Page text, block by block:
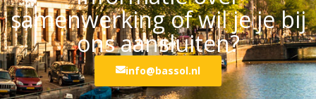
samenwerking of wil je je bij
ons aansluiten?
info@bassol.nl